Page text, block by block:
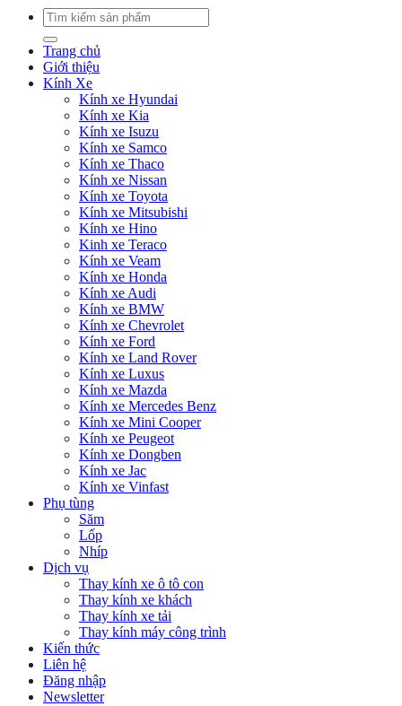
Tìm
kiếm:
Trang chủ
Giới thiệu
Kính Xe
Kính xe Hyundai
Kính xe Kia
Kính xe Isuzu
Kính xe Samco
Kính xe Thaco
Kính xe Nissan
Kính xe Toyota
Kính xe Mitsubishi
Kính xe Hino
Kinh xe Teraco
Kính xe Veam
Kính xe Honda
Kính xe Audi
Kính xe BMW
Kính xe Chevrolet
Kính xe Ford
Kính xe Land Rover
Kính xe Luxus
Kính xe Mazda
Kính xe Mercedes Benz
Kính xe Mini Cooper
Kính xe Peugeot
Kính xe Dongben
Kính xe Jac
Kính xe Vinfast
Phụ tùng
Săm
Lốp
Nhíp
Dịch vụ
Thay kính xe ô tô con
Thay kính xe khách
Thay kính xe tải
Thay kính máy công trình
Kiến thức
Liên hệ
Đăng nhập
Newsletter